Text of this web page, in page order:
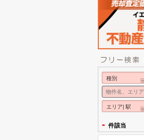
種別
エリア| 駅
- 件該当